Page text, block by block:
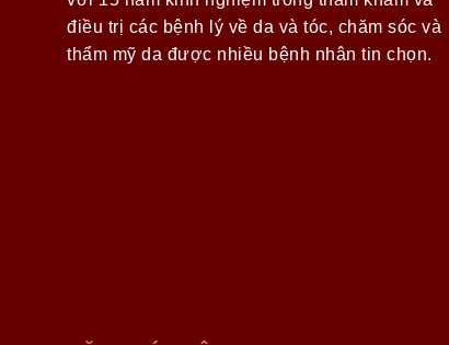
điều trị các bệnh lý về da và tóc, chăm sóc và
thẩm mỹ da được nhiều bệnh nhân tin chọn.